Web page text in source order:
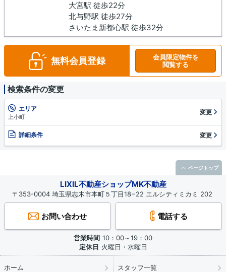
大宮駅 徒歩22分
北与野駅 徒歩27分
さいたま新都心駅 徒歩32分
無料会員登録
会員限定物件を
閲覧する
検索条件の変更
エリア
上小町
変更
詳細条件 変更
LIXIL不動産ショップMK不動産
〒353-0004 埼玉県志木市本町５丁目18−22 エルシティミカミ 202
お問い合わせ 電話する
営業時間 10：00～19：00
定休日 火曜日・水曜日
ホーム スタッフ一覧
ページトップ